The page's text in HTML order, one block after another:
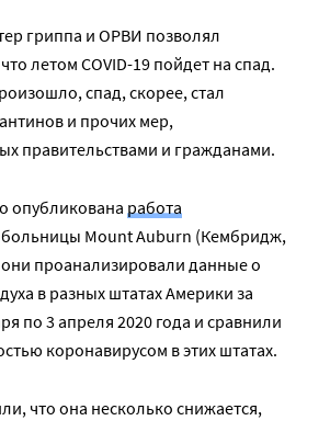
гриппа и ОРВИ позволял
летом COVID-19 пойдет на спад.
спад, скорее, стал
и прочих мер,
правительствами и гражданами.
опубликованаработа
больницы Mount Auburn (Кембридж,
проанализировали данные о
в разных штатах Америки за
по 3 апреля 2020 года и сравнили
коронавирусом в этих штатах.
что она несколько снижается,